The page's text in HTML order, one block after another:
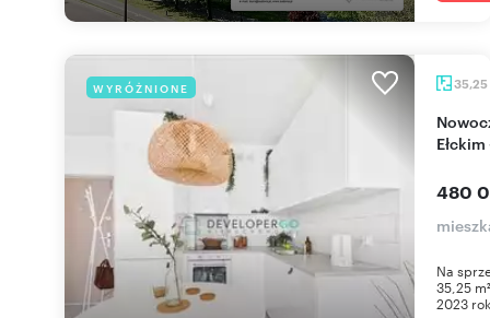
WYRÓŻNIONE 35,25
Nowoczesny apartament 35,25 m² przy Jeziorze
480
Na
35,25
2023